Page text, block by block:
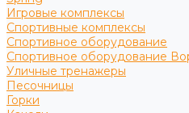
Игровые комплексы
Спортивные комплексы
Спортивное оборудование
Спортивное оборудование
Уличные тренажеры
Песочницы
Горки